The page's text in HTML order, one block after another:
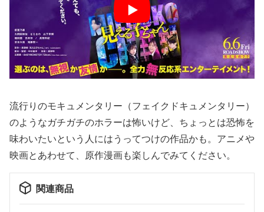
流行りのモキュメンタリー（フェイクドキュメンタリー）
のようなガチガチのホラーは怖いけど、ちょっとは恐怖を
味わいたいという人にはうってつけの作品かも。アニメや
映画とあわせて、原作漫画も楽しんでみてください。
関連商品